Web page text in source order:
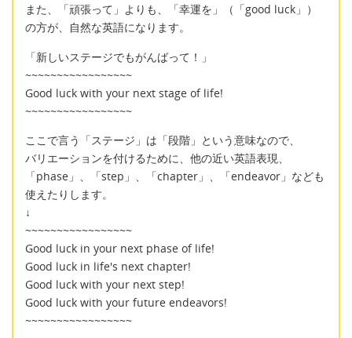
また、「頑張って」よりも、「幸運を」（「good luck」）
の方が、自然な英語になります。
「新しいステージでもがんばって！」
~~~~~~~~~~~~~~~~~
Good luck with your next stage of life!
~~~~~~~~~~~~~~~~~
ここで言う「ステージ」は「段階」という意味なので、
バリエーションを付けるために、他の近い英語表現、
「phase」、「step」、「chapter」、「endeavor」なども
使えたりします。
↓
~~~~~~~~~~~~~~~~~
Good luck in your next phase of life!
Good luck in life's next chapter!
Good luck with your next step!
Good luck with your future endeavors!
~~~~~~~~~~~~~~~~~